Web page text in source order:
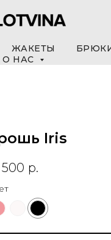
ЖАКЕТЫ
О НАС
Iris
500 р.